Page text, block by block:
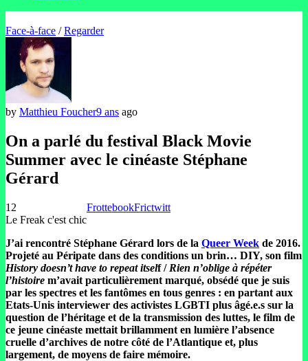
Face-à-face /Regarder
by Matthieu Foucher9 ans ago
On a parlé du festival Black Movie
Summer avec le cinéaste Stéphane
Gérard
12
Le Freak c'est chic
FrottebookFrictwitt
J’ai rencontré Stéphane Gérard lors de la Queer Week de 2016.
Projeté au Péripate dans des conditions un brin… DIY, son film
History doesn’t have to repeat itself / Rien n’oblige à répéter
l’histoire m’avait particulièrement marqué, obsédé que je suis
par les spectres et les fantômes en tous genres : en partant aux
Etats-Unis interviewer des activistes LGBTI plus âgé.e.s sur la
question de l’héritage et de la transmission des luttes, le film de
ce jeune cinéaste mettait brillamment en lumière l’absence
cruelle d’archives de notre côté de l’Atlantique et, plus
largement, de moyens de faire mémoire.